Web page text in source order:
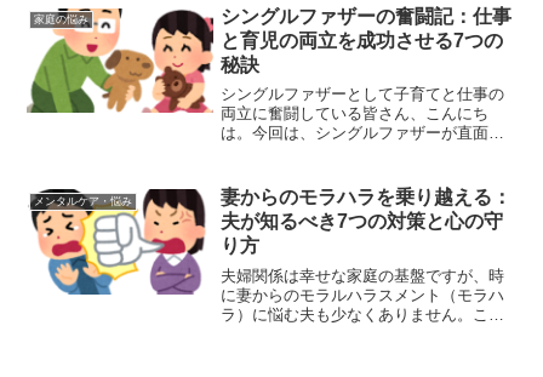
な対処法をご紹介します。妻の浮気を示
す10の兆候妻の行動や...
家庭の悩み
シングルファザーの奮闘記：仕事
と育児の両立を成功させる7つの
秘訣
シングルファザーとして子育てと仕事の
両立に奮闘している皆さん、こんにち
は。今回は、シングルファザーが直面す
子育てと仕事をこなすのは大変ですが、
適切な戦略と支援があれば、...
メンタルケア・悩み
妻からのモラハラを乗り越える：
夫が知るべき7つの対策と心の守
り方
夫婦関係は幸せな家庭の基盤ですが、時
に妻からのモラルハラスメント（モラハ
ラ）に悩む夫も少なくありません。この